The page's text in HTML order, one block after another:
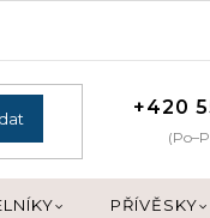
+420
PŘÍVĚSKY